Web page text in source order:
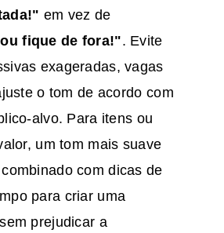
em vez de
fique de fora!". Evite
exageradas, vagas
o tom de acordo com
alvo. Para itens ou
um tom mais suave
com dicas de
para criar uma
prejudicar a